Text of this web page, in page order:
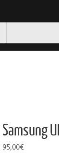
Samsung
95,00€